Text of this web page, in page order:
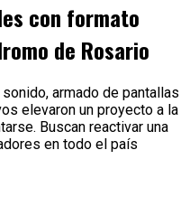
con formato
de Rosario
armado de pantallas
elevaron un proyecto a la
Buscan reactivar una
en todo el país